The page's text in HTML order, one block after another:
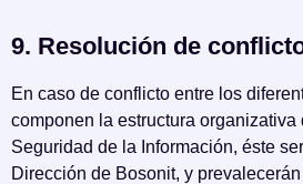
9. Resolución de
En caso de conflicto entre los
componen la estructura
Seguridad de la Información, éste
Dirección de Bosonit, y